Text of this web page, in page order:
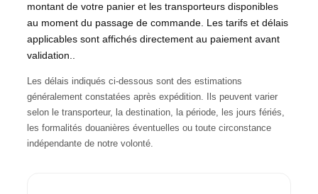
montant de votre panier et les transporteurs disponibles
au moment du passage de commande. Les tarifs et délais
applicables sont affichés directement au paiement avant
validation..
Les délais indiqués ci-dessous sont des estimations
généralement constatées après expédition. Ils peuvent varier
selon le transporteur, la destination, la période, les jours fériés,
les formalités douanières éventuelles ou toute circonstance
indépendante de notre volonté.